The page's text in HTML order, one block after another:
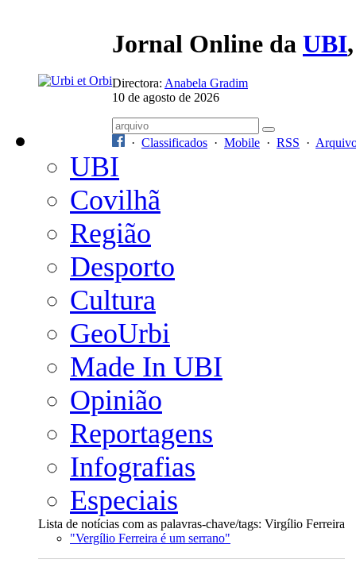
Jornal Online da UBI
Directora: Anabela Gradim
10 de agosto de 2026
· Classificados · Mobile · RSS ·
UBI
Covilhã
Região
Desporto
Cultura
GeoUrbi
Made In UBI
Opinião
Reportagens
Infografias
Especiais
Lista de notícias com as palavras-chave/tags: Virgílio Ferreira
"Vergílio Ferreira é um serrano"